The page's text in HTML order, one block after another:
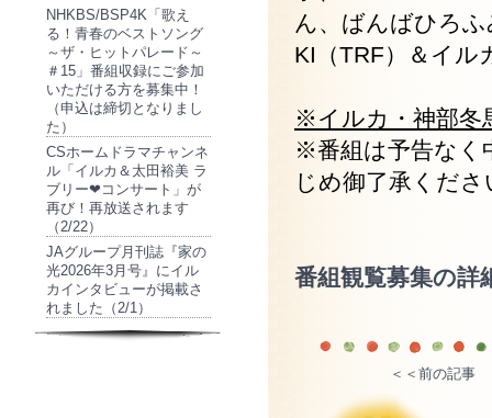
NHKBS/BSP4K「歌え
る！青春のベストソング
～ザ・ヒットパレード～
＃15」番組収録にご参加
いただける方を募集中！
（申込は締切となりまし
た）
CSホームドラマチャンネ
ル「イルカ＆太田裕美 ラ
ブリー❤コンサート」が
再び！再放送されます
（2/22）
JAグループ月刊誌『家の
光2026年3月号』にイル
カインタビューが掲載さ
れました（2/1）
ん、ばんばひろ
KI（TRF）＆イル
※イルカ・神部冬
※番組は予告なく
じめ御了承くださ
番組観覧募集の詳
＜＜前の記事